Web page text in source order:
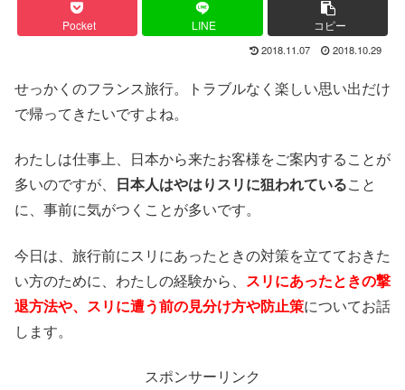
Pocket LINE コピー
2018.11.07 2018.10.29
せっかくのフランス旅行。トラブルなく楽しい思い出だけ
で帰ってきたいですよね。
わたしは仕事上、日本から来たお客様をご案内することが
多いのですが、 日本人はやはりスリに狙われていること
に、事前に気がつくことが多いです。
今日は、旅行前にスリにあったときの対策を立てておきた
い方のために、わたしの経験から、 スリにあったときの撃
退方法や、スリに遭う前の見分け方や防止策についてお話
します。
スポンサーリンク